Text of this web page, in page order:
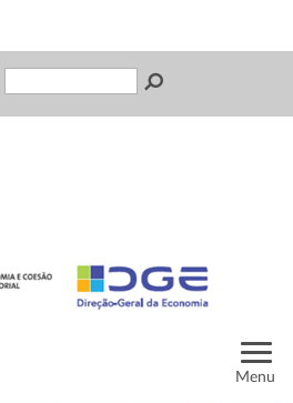
Menu